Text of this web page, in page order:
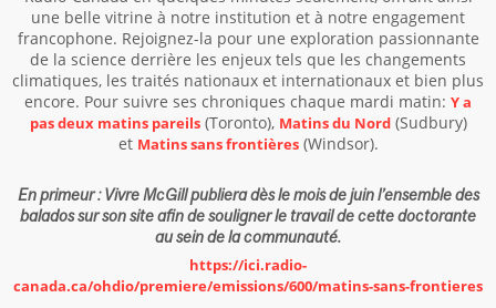
une belle vitrine à notre institution et à notre engagement
francophone. Rejoignez-la pour une exploration passionnante
de la science derrière les enjeux tels que les changements
climatiques, les traités nationaux et internationaux et bien plus
encore. Pour suivre ses chroniques chaque mardi matin: Y a
pas deux matins pareils(Toronto), Matins du Nord(Sudbury)
et Matins sans frontières(Windsor).
En primeur : Vivre McGill publiera dès le mois de juin l’ensemble des
balados sur son site afin de souligner le travail de cette doctorante
au sein de la communauté.
https://ici.radio-
canada.ca/ohdio/premiere/emissions/600/matins-sans-frontieres